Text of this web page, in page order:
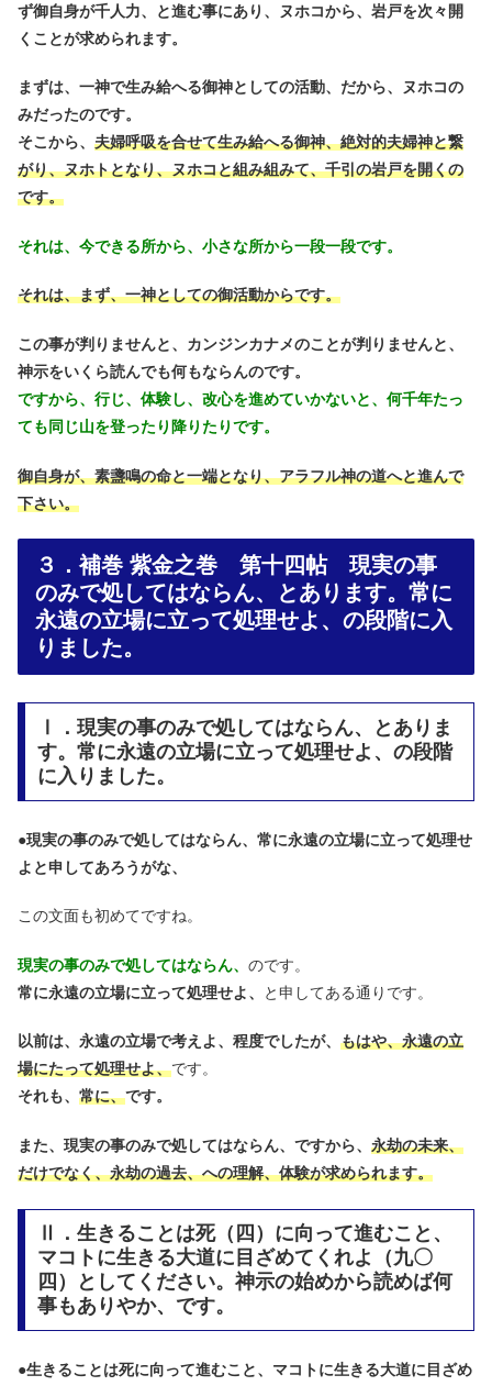
ず御自身が千人力、と進む事にあり、ヌホコから、岩戸を次々開
くことが求められます。
まずは、一神で生み給へる御神としての活動、だから、ヌホコの
みだったのです。
そこから、 夫婦呼吸を合せて生み給へる御神、絶対的夫婦神と繋
がり、ヌホトとなり、ヌホコと組み組みて、千引の岩戸を開くの
です。
それは、今できる所から、小さな所から一段一段です。
それは、まず、一神としての御活動からです。
この事が判りませんと、カンジンカナメのことが判りませんと、
神示をいくら読んでも何もならんのです。
ですから、行じ、体験し、改心を進めていかないと、何千年たっ
ても同じ山を登ったり降りたりです。
御自身が、素盞鳴の命と一端となり、アラフル神の道へと進んで
下さい。
３．補巻 紫金之巻 第十四帖 現実の事
のみで処してはならん、とあります。常に
永遠の立場に立って処理せよ、の段階に入
りました。
Ⅰ．現実の事のみで処してはならん、とありま
す。常に永遠の立場に立って処理せよ、の段階
に入りました。
●現実の事のみで処してはならん、常に永遠の立場に立って処理せ
よと申してあろうがな、
この文面も初めてですね。
現実の事のみで処してはならん、 のです。
常に永遠の立場に立って処理せよ、
と申してある通りです。
以前は、永遠の立場で考えよ、程度でしたが、 もはや、永遠の立
場にたって処理せよ、です。
それも、 常に、です。
また、現実の事のみで処してはならん、ですから、 永劫の未来、
だけでなく、永劫の過去、への理解、体験が求められます。
Ⅱ．生きることは死（四）に向って進むこと、
マコトに生きる大道に目ざめてくれよ（九〇
四）としてください。神示の始めから読めば何
事もありやか、です。
●生きることは死に向って進むこと、マコトに生きる大道に目ざめ